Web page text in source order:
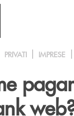
PRIVATI IMPRESE